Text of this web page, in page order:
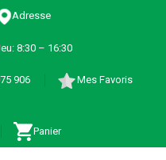
Adresse
8:30 – 16:30
906 Mes Favoris
Panier